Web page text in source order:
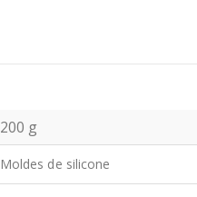
200 g
Moldes de silicone